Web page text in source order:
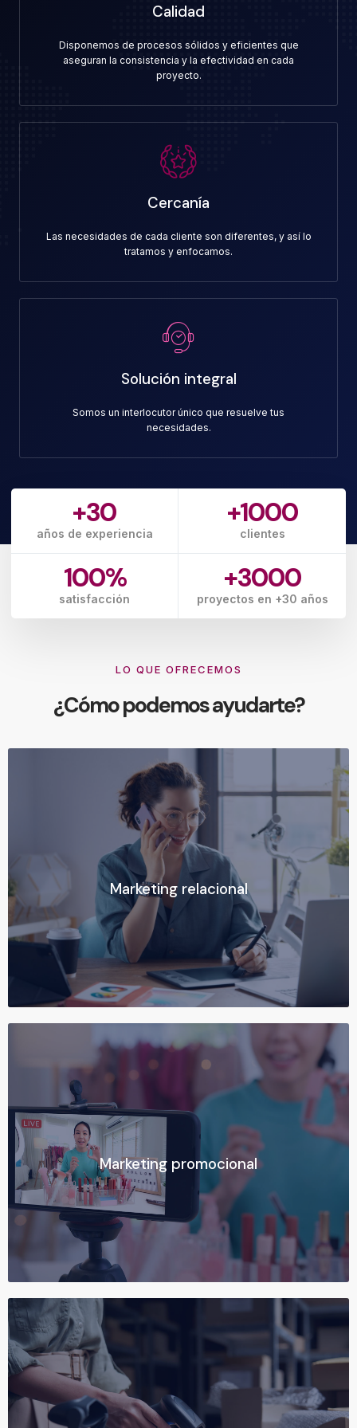
Calidad
Disponemos de procesos sólidos y eficientes que
aseguran la consistencia y la efectividad en cada
proyecto.
Cercanía
Las necesidades de cada cliente son diferentes, y así lo
tratamos y enfocamos.
Solución integral
Somos un interlocutor único que resuelve tus
necesidades.
+30
años de experiencia
+1000
clientes
100%
satisfacción
+3000
proyectos en +30 años
LO QUE OFRECEMOS
¿Cómo podemos ayudarte?
Marketing relacional
Marketing relacional
Ver más
Marketing promocional
Marketing promocional
Ver más
Logística integral